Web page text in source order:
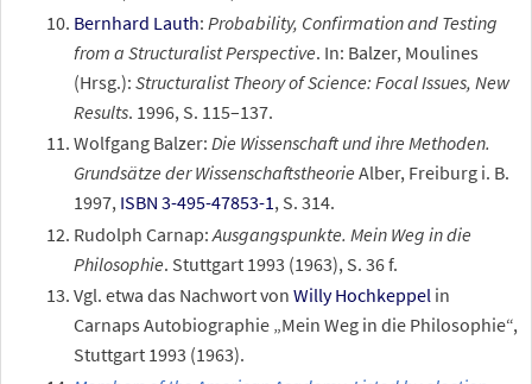
Bernhard Lauth:Probability, Confirmation and Testing
from a Structuralist Perspective. In: Balzer, Moulines
(Hrsg.):Structuralist Theory of Science: Focal Issues, New
Results. 1996, S. 115–137.
Wolfgang Balzer:Die Wissenschaft und ihre Methoden.
Grundsätze der Wissenschaftstheorie Alber, Freiburg i. B.
1997, ISBN 3-495-47853-1, S. 314.
Rudolph Carnap:Ausgangspunkte. Mein Weg in die
Philosophie. Stuttgart 1993 (1963), S. 36 f.
Vgl. etwa das Nachwort vonWilly Hochkeppel in
Carnaps Autobiographie „Mein Weg in die Philosophie“,
Stuttgart 1993 (1963).